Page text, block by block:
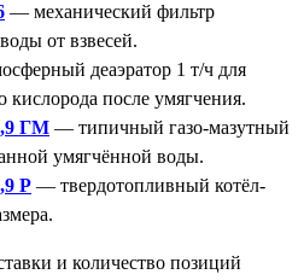
— механический фильтр
от взвесей.
деаэратор 1 т/ч для
кислорода после умягчения.
ГМ — типичный газо-мазутный
умягчённой воды.
Р — твердотопливный котёл-
и количество позиций